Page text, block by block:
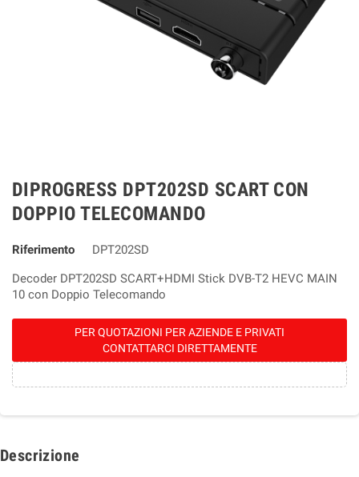
DIPROGRESS DPT202SD SCART CON
DOPPIO TELECOMANDO
Riferimento
DPT202SD
Decoder DPT202SD SCART+HDMI Stick DVB-T2 HEVC MAIN
10 con Doppio Telecomando
PER QUOTAZIONI PER AZIENDE E PRIVATI
CONTATTARCI DIRETTAMENTE
Descrizione